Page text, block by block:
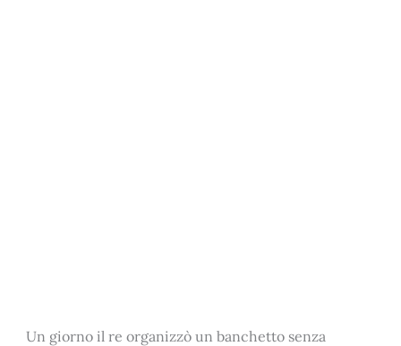
Un giorno il re organizzò un banchetto senza